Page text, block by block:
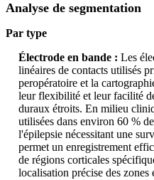
Analyse de segmentation
Par type
Électrode en bande : Les
linéaires de contacts utilisés
peropératoire et la
leur flexibilité et leur facilité
duraux étroits. En milieu
utilisées dans environ 60 %
l'épilepsie nécessitant une
permet un enregistrement
de régions corticales
localisation précise des zones